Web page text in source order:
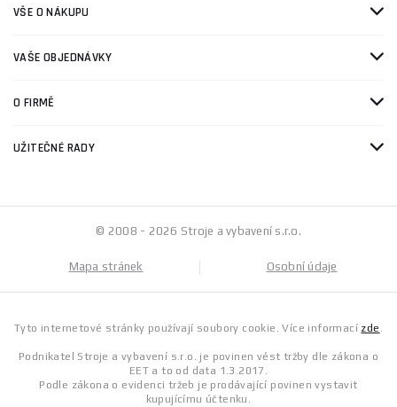
VŠE O NÁKUPU
VAŠE OBJEDNÁVKY
O FIRMĚ
UŽITEČNÉ RADY
© 2008 - 2026 Stroje a vybavení s.r.o.
Mapa stránek Osobní údaje
Tyto internetové stránky používají soubory cookie. Více informací zde .
Podnikatel Stroje a vybavení s.r.o. je povinen vést tržby dle zákona o
EET a to od data 1.3.2017.
Podle zákona o evidenci tržeb je prodávající povinen vystavit
kupujícímu účtenku.